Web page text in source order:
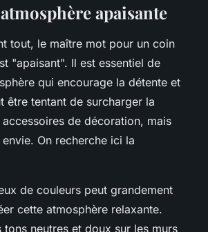
apaisante
tout, le maître mot pour un coin
"apaisant". Il est essentiel de
qui encourage la détente et
être tentant de surcharger la
de décoration, mais
On recherche ici la
de couleurs peut grandement
cette atmosphère relaxante.
tons neutres et doux sur les murs